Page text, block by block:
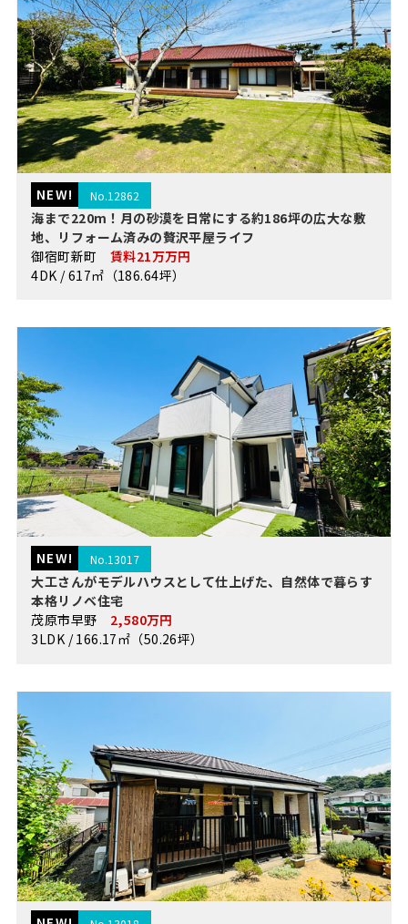
NEW! No.12862
海まで220m！月の砂漠を日常にする約186坪の広大な敷
地、リフォーム済みの贅沢平屋ライフ
御宿町新町 賃料21万万円
4DK / 617㎡（186.64坪）
NEW! No.13017
大工さんがモデルハウスとして仕上げた、自然体で暮らす
本格リノベ住宅
茂原市早野 2,580万円
3LDK / 166.17㎡（50.26坪）